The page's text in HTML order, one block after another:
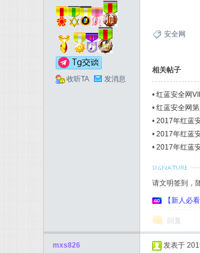
收听TA 发消息
安全网
相关帖子
• 红蓝安全网
• 红蓝安全网
• 2017年红蓝
• 2017年红蓝
• 2017年红蓝
请文明签到，
【新人必
回复
mxs826 发表于